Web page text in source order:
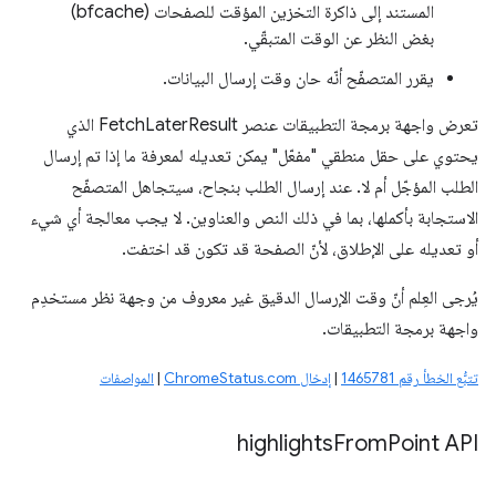
المستند إلى ذاكرة التخزين المؤقت للصفحات (bfcache)
بغض النظر عن الوقت المتبقّي.
يقرر المتصفّح أنّه حان وقت إرسال البيانات.
تعرض واجهة برمجة التطبيقات عنصر FetchLaterResult الذي
يحتوي على حقل منطقي "مفعّل" يمكن تعديله لمعرفة ما إذا تم إرسال
الطلب المؤجّل أم لا. عند إرسال الطلب بنجاح، سيتجاهل المتصفّح
الاستجابة بأكملها، بما في ذلك النص والعناوين. لا يجب معالجة أي شيء
أو تعديله على الإطلاق، لأنّ الصفحة قد تكون قد اختفت.
يُرجى العِلم أنّ وقت الإرسال الدقيق غير معروف من وجهة نظر مستخدِم
واجهة برمجة التطبيقات.
تتبُّع الخطأ رقم 1465781 |إدخال ChromeStatus.com |المواصفات
highlightsFromPoint API